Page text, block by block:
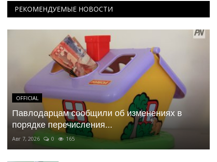
РЕКОМЕНДУЕМЫЕ НОВОСТИ
OFFICIAL
Павлодарцам сообщили об изменениях в
порядке перечисления...
Авг 7, 2026 0 165